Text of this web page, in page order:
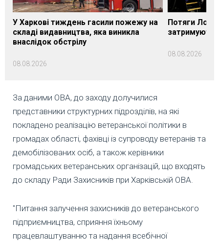
У Харкові тиждень гасили пожежу на
складі видавництва, яка виникла
внаслідок обстрілу
08.08.2026
Потяги
08.08.2026
За даними ОВА, до заходу долучилися
представники структурних підрозділів, на які
покладено реалізацію ветеранської політики в
громадах області, фахівці із супроводу ветеранів та
демобілізованих осіб, а також керівники
громадських ветеранських організацій, що входять
до складу Ради Захисників при Харківській ОВА.
"Питання залучення захисників до ветеранського
підприємництва, сприяння їхньому
працевлаштуванню та надання всебічної